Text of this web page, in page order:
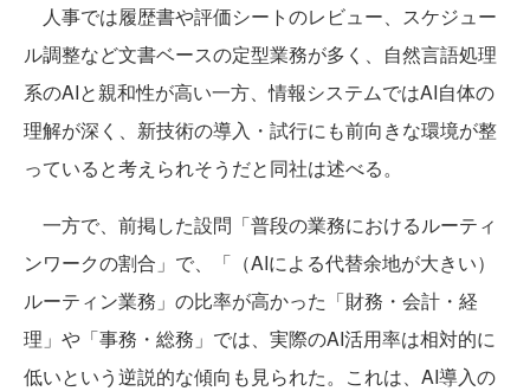
人事では履歴書や評価シートのレビュー、スケジュー
ル調整など文書ベースの定型業務が多く、自然言語処理
系のAIと親和性が高い一方、情報システムではAI自体の
理解が深く、新技術の導入・試行にも前向きな環境が整
っていると考えられそうだと同社は述べる。
一方で、前掲した設問「普段の業務におけるルーティ
ンワークの割合」で、「（AIによる代替余地が大きい）
ルーティン業務」の比率が高かった「財務・会計・経
理」や「事務・総務」では、実際のAI活用率は相対的に
低いという逆説的な傾向も見られた。これは、AI導入の